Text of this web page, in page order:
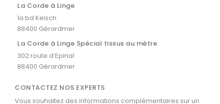
La Corde à Linge
1a bd Kelsch
88400 Gérardmer
La Corde à Linge Spécial tissus au mètre
302 route d’Epinal
88400 Gérardmer
CONTACTEZ NOS EXPERTS
Vous souhaitez des informations complémentaires sur un